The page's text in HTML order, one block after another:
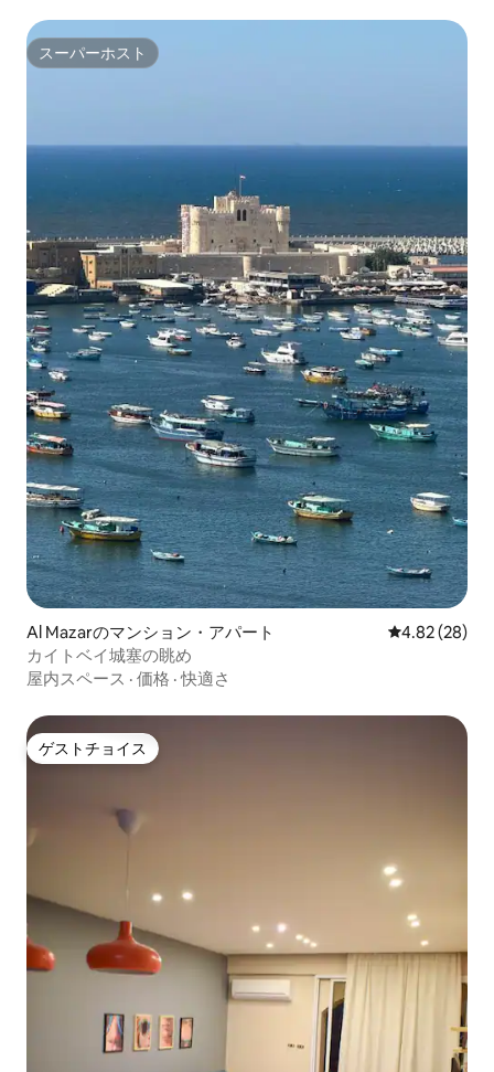
スーパーホスト
スーパーホスト
Al Mazarのマンション・アパート レビュー28
4.82 (28)
カイトベイ城塞の眺め
屋内スペース · 価格 ·快適さ
ゲストチョイス
ゲストチョイス